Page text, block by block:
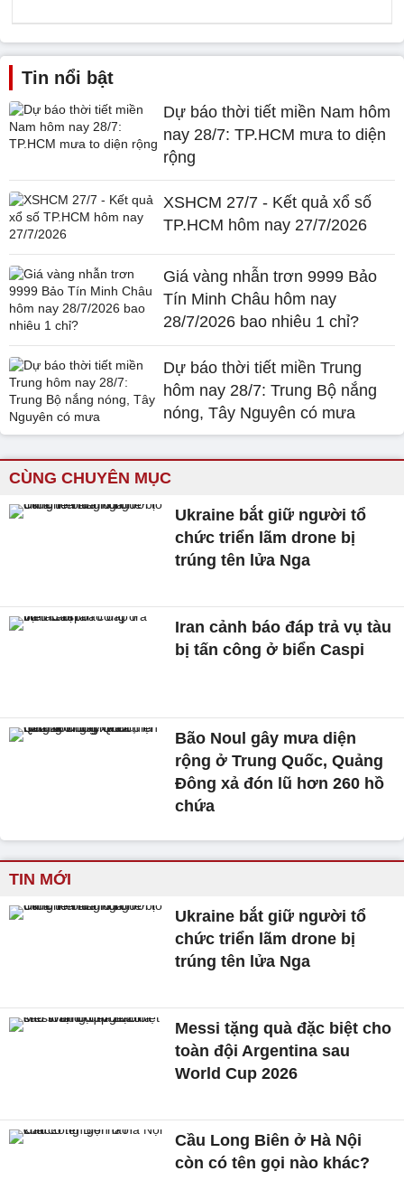
Tin nổi bật
Dự báo thời tiết miền Nam hôm
nay 28/7: TP.HCM mưa to diện
rộng
XSHCM 27/7 - Kết quả xổ số
TP.HCM hôm nay 27/7/2026
Giá vàng nhẫn trơn 9999 Bảo
Tín Minh Châu hôm nay
28/7/2026 bao nhiêu 1 chỉ?
Dự báo thời tiết miền Trung
hôm nay 28/7: Trung Bộ nắng
nóng, Tây Nguyên có mưa
CÙNG CHUYÊN MỤC
Ukraine bắt giữ người tổ
chức triển lãm drone bị
trúng tên lửa Nga
Iran cảnh báo đáp trả vụ tàu
bị tấn công ở biển Caspi
Bão Noul gây mưa diện
rộng ở Trung Quốc, Quảng
Đông xả đón lũ hơn 260 hồ
chứa
TIN MỚI
Ukraine bắt giữ người tổ
chức triển lãm drone bị
trúng tên lửa Nga
Messi tặng quà đặc biệt cho
toàn đội Argentina sau
World Cup 2026
Cầu Long Biên ở Hà Nội
còn có tên gọi nào khác?